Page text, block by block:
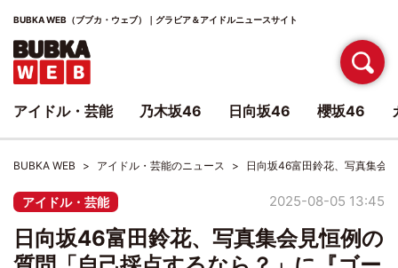
BUBKA WEB（ブブカ・ウェブ）｜グラビア＆アイドルニュースサイト
BUBKA WEB アイドル・芸能のニュース 日向坂46富田鈴花、写真集会
アイドル・芸能 2025-08-05 13:45
日向坂46富田鈴花、写真集会見恒例の
アイドル・芸能 乃木坂46 日向坂46 櫻坂46